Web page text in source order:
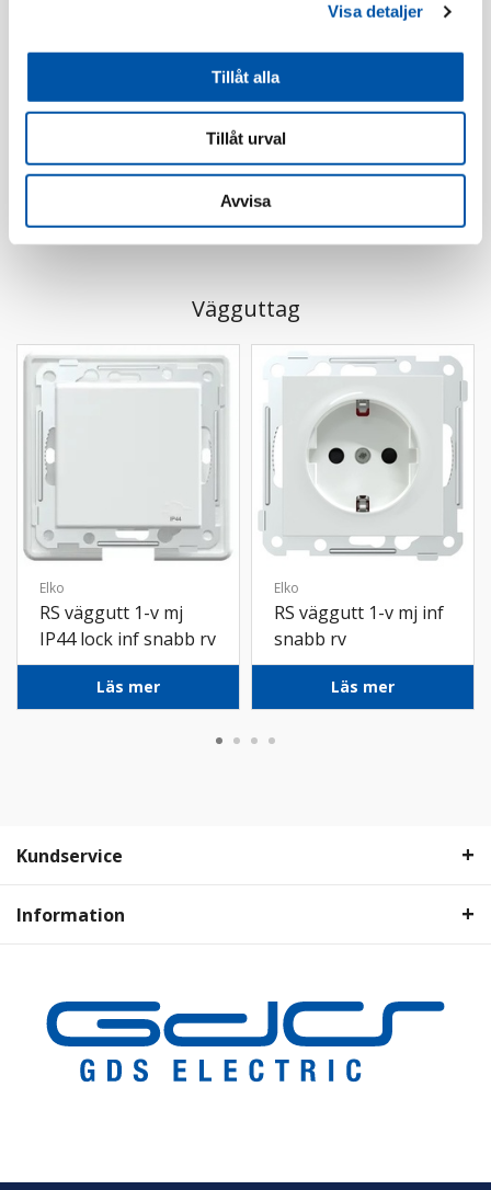
Visa detaljer
Tillåt alla
Tillåt urval
Avvisa
Schneider
Exxact väggutt 1-v mj
lock inf snabb ant
Schneider
Exxact ram 2-fack
avtagb bro Primo ant
Vägguttag
Elko
RS väggutt 1-v mj
IP44 lock inf snabb rv
Läs mer
Elko
RS väggutt 1-v mj inf
snabb rv
Läs mer
Kundservice
Information